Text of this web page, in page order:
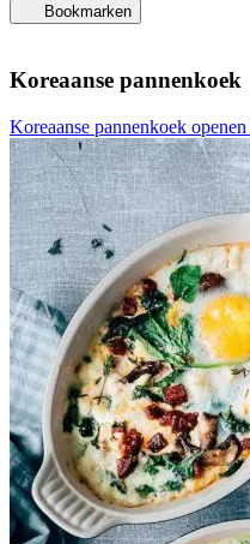
Bookmarken
Koreaanse pannenkoek
Koreaanse pannenkoek openen